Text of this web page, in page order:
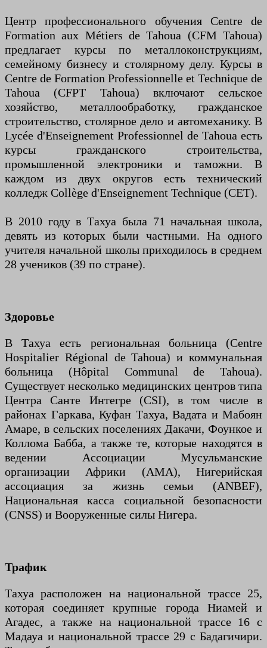
Центр профессионального обучения Centre de
Formation aux Métiers de Tahoua (CFM Tahoua)
предлагает курсы по металлоконструкциям,
семейному бизнесу и столярному делу. Курсы в
Centre de Formation Professionnelle et Technique de
Tahoua (CFPT Tahoua) включают сельское
хозяйство, металлообработку, гражданское
строительство, столярное дело и автомеханику. В
Lycée d'Enseignement Professionnel de Tahoua есть
курсы гражданского строительства,
промышленной электроники и таможни. В
каждом из двух округов есть технический
колледж Collège d'Enseignement Technique (CET).
В 2010 году в Тахуа была 71 начальная школа,
девять из которых были частными. На одного
учителя начальной школы приходилось в среднем
28 учеников (39 по стране).
Здоровье
В Тахуа есть региональная больница (Centre
Hospitalier Régional de Tahoua) и коммунальная
больница (Hôpital Communal de Tahoua).
Существует несколько медицинских центров типа
Центра Санте Интегре (CSI), в том числе в
районах Гаркава, Куфан Тахуа, Вадата и Мабоян
Амаре, в сельских поселениях Дакачи, Фоункое и
Коллома Бабба, а также те, которые находятся в
ведении Ассоциации Мусульманские
организации Африки (AMA), Нигерийская
ассоциация за жизнь семьи (ANBEF),
Национальная касса социальной безопасности
(CNSS) и Вооруженные силы Нигера.
Трафик
Тахуа расположен на национальной трассе 25,
которая соединяет крупные города Ниамей и
Агадес, а также на национальной трассе 16 с
Мадауа и национальной трассе 29 с Бадагичири.